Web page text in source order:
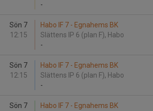
-
Sön 7
12:15
Habo IF 7 - Egnahems BK
Slättens IP 6 (plan F), Habo
-
Sön 7
12:15
Habo IF 7 - Egnahems BK
Slättens IP 6 (plan F), Habo
-
Sön 7
Habo IF 7 - Egnahems BK